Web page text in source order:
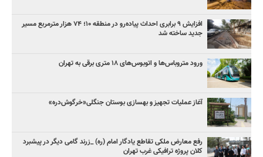
افزایش ۹ برابری احداث پیاده‌رو در منطقه ۱۰؛ ۷۴ هزار مترمربع مسیر
جدید ساخته شد
ورود متروباس‌ها و اتوبوس‌های ۱۸ متری برقی به تهران
آغاز عملیات تجهیز و بهسازی بوستان جنگلی«خرگوش‌دره»
رفع معارض ملکی تقاطع یادگار امام (ره) _زرند گامی دیگر در پیشبرد
کلان پروژه‌ ترافیکی غرب تهران